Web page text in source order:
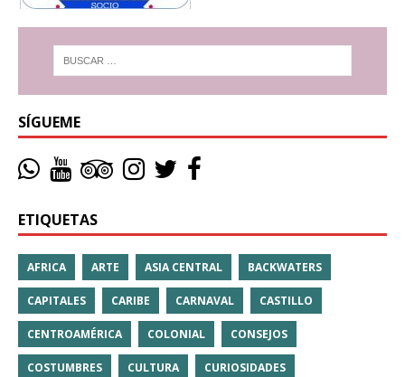
SÍGUEME
ETIQUETAS
AFRICA ARTE ASIA CENTRAL BACKWATERS
CAPITALES CARIBE CARNAVAL CASTILLO
CENTROAMÉRICA COLONIAL CONSEJOS
COSTUMBRES CULTURA CURIOSIDADES